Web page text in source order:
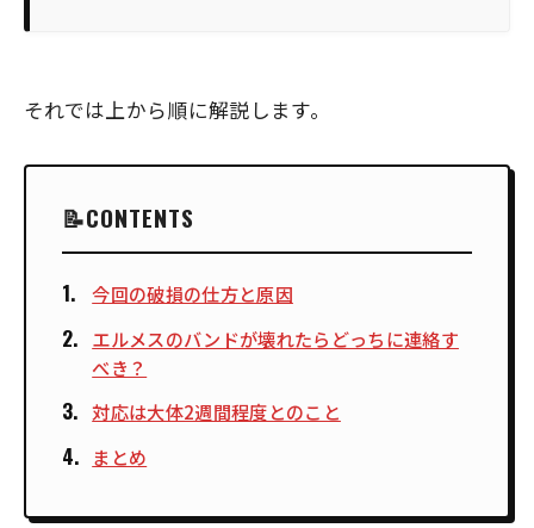
それでは上から順に解説します。
CONTENTS
今回の破損の仕方と原因
エルメスのバンドが壊れたらどっちに連絡す
べき？
対応は大体2週間程度とのこと
まとめ